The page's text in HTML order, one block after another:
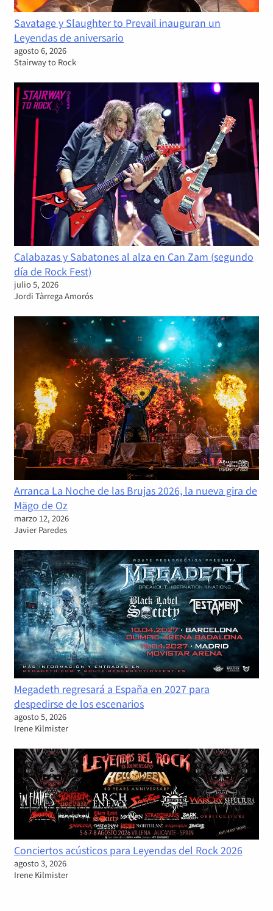
Savatage y Slaughter to Prevail inauguran un
Leyendas de aniversario
agosto 6, 2026
Stairway to Rock
Calabazas y Sabatones al alza en Can Zam (segundo
día de Rock Fest)
julio 5, 2026
Jordi Tàrrega Amorós
Arranca La Noche de las Brujas 2026, la nueva gira de
Mägo de Oz
marzo 12, 2026
Javier Paredes
Megadeth regresará a España en 2027 para
despedirse de los escenarios
agosto 5, 2026
Irene Kilmister
Conciertos acústicos para Leyendas del Rock 2026
agosto 3, 2026
Irene Kilmister